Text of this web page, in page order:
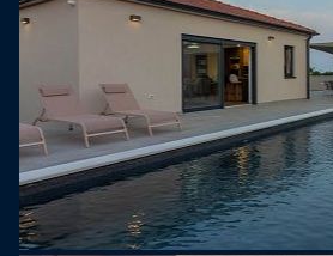
markeder, vinkjeller,
fra villaen. Beliggenheten er
strender og bukter og
sikre på at du ikke kan gå galt
tilbyr alt nødvendig for en
luksuriøs ferie!